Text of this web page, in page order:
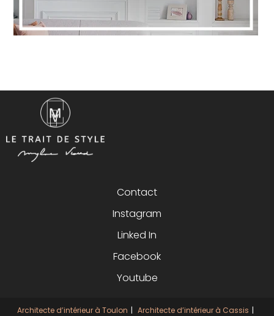
Contact
Instagram
Linked In
Facebook
Youtube
Architecte d’intérieur à Toulon Architecte d’intérieur à Cassis